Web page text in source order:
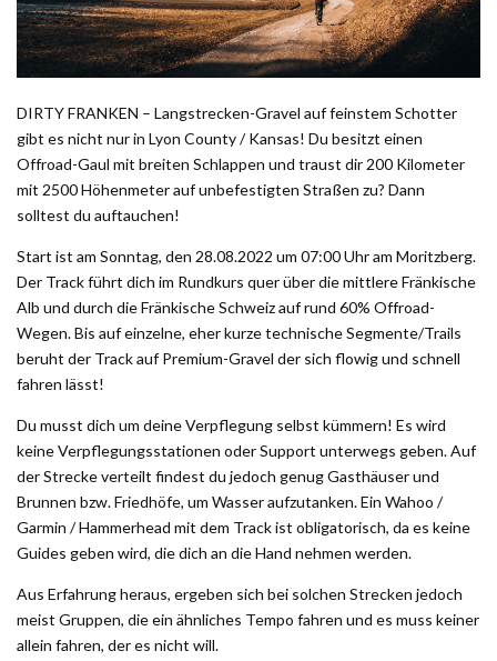
DIRTY FRANKEN – Langstrecken-Gravel auf feinstem Schotter
gibt es nicht nur in Lyon County / Kansas! Du besitzt einen
Offroad-Gaul mit breiten Schlappen und traust dir 200 Kilometer
mit 2500 Höhenmeter auf unbefestigten Straßen zu? Dann
solltest du auftauchen!
Start ist am Sonntag, den 28.08.2022 um 07:00 Uhr am Moritzberg.
Der Track führt dich im Rundkurs quer über die mittlere Fränkische
Alb und durch die Fränkische Schweiz auf rund 60% Offroad-
Wegen. Bis auf einzelne, eher kurze technische Segmente/Trails
beruht der Track auf Premium-Gravel der sich flowig und schnell
fahren lässt!
Du musst dich um deine Verpflegung selbst kümmern! Es wird
keine Verpflegungsstationen oder Support unterwegs geben. Auf
der Strecke verteilt findest du jedoch genug Gasthäuser und
Brunnen bzw. Friedhöfe, um Wasser aufzutanken. Ein Wahoo /
Garmin / Hammerhead mit dem Track ist obligatorisch, da es keine
Guides geben wird, die dich an die Hand nehmen werden.
Aus Erfahrung heraus, ergeben sich bei solchen Strecken jedoch
meist Gruppen, die ein ähnliches Tempo fahren und es muss keiner
allein fahren, der es nicht will.